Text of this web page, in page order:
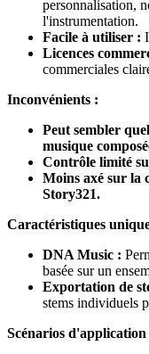
personnalisation,
l'instrumentation.
Facile à utiliser :
Licences
commerciales
Inconvénients :
Peut sembler
musique
Contrôle limité
Moins axé sur la
Story321.
Caractéristiques
DNA Music :
basée sur un
Exportation de
stems individuels
Scénarios